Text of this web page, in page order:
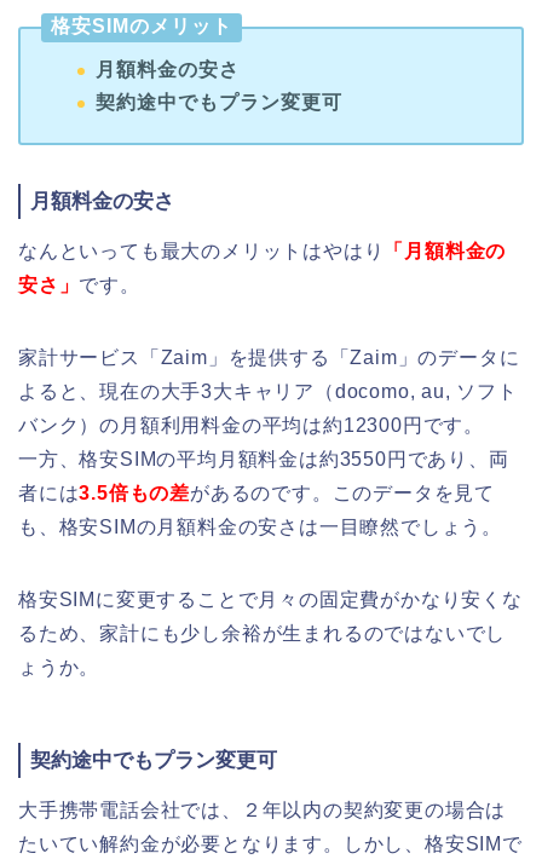
格安SIMのメリット
月額料金の安さ
契約途中でもプラン変更可
月額料金の安さ
なんといっても最大のメリットはやはり
「月額料金の
安さ」 です。
家計サービス「Zaim」を提供する「Zaim」のデータに
よると、現在の大手3大キャリア（docomo, au, ソフト
バンク）の月額利用料金の平均は約12300円です。
一方、格安SIMの平均月額料金は約3550円であり、両
者には3.5倍もの差があるのです。このデータを見て
も、格安SIMの月額料金の安さは一目瞭然でしょう。
格安SIMに変更することで月々の固定費がかなり安くな
るため、家計にも少し余裕が生まれるのではないでし
ょうか。
契約途中でもプラン変更可
大手携帯電話会社では、２年以内の契約変更の場合は
たいてい解約金が必要となります。しかし、格安SIMで